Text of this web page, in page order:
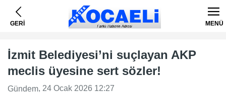
GERİ MENÜ
İzmit Belediyesi’ni suçlayan AKP
meclis üyesine sert sözler!
Gündem, 24 Ocak 2026 12:27